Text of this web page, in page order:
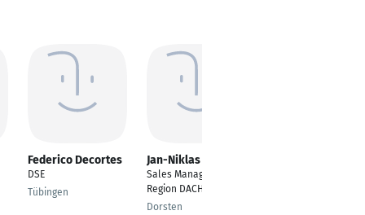
Federico Decortes
DSE
Tübingen
Jan-Niklas Hugot
Sales Manager B2B
Region DACH
Dorsten